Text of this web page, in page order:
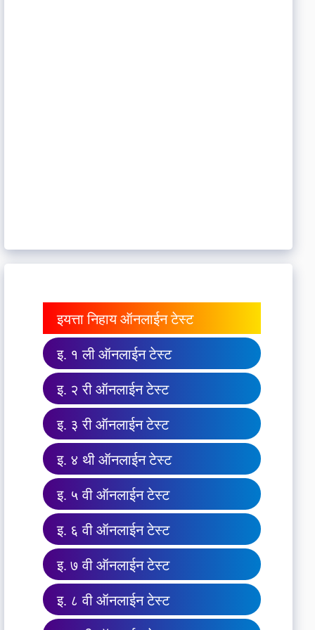
इयत्ता निहाय ऑनलाईन टेस्ट
इ. १ ली ऑनलाईन टेस्ट
इ. २ री ऑनलाईन टेस्ट
इ. ३ री ऑनलाईन टेस्ट
इ. ४ थी ऑनलाईन टेस्ट
इ. ५ वी ऑनलाईन टेस्ट
इ. ६ वी ऑनलाईन टेस्ट
इ. ७ वी ऑनलाईन टेस्ट
इ. ८ वी ऑनलाईन टेस्ट